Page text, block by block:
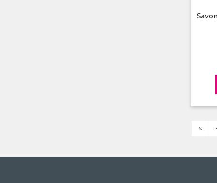
«